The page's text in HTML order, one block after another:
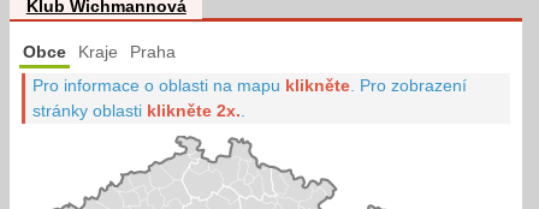
Klub Wichmannová
Obce Kraje Praha
Pro informace o oblasti na mapu klikněte Pro zobrazení
stránky oblasti klikněte 2x.